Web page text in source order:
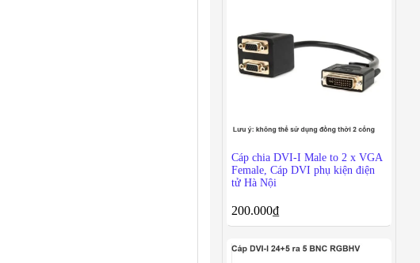
Cáp chia DVI-I Male to 2 x VGA
Female, Cáp DVI phụ kiện điện
tử Hà Nội
200.000₫